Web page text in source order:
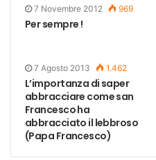
7 Novembre 2012 969
Per sempre !
7 Agosto 2013 1.462
L’importanza di saper
abbracciare come san
Francesco ha
abbracciato il lebbroso
(Papa Francesco)